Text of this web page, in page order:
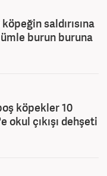
saldırısına
burun buruna
köpekler 10
okul çıkışı dehşeti